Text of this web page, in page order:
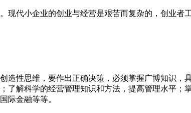
现代小企业的创业与经营是艰苦而复杂的，创业
造性思维，要作出正确决策，必须掌握广博知识，
了解科学的经营管理知识和方法，提高管理水平
际金融等等。